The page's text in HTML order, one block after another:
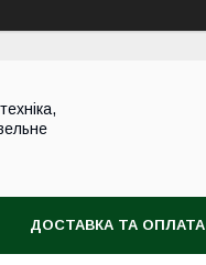
ДОСТАВКА ТА ОПЛАТА